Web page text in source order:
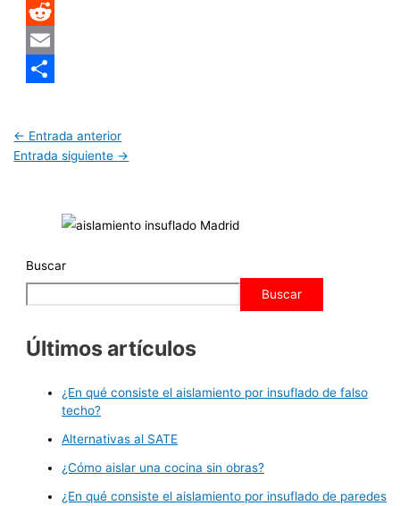
Tumblr
Reddit
Email
← Entrada anterior
Entrada siguiente →
Buscar
Buscar
Últimos artículos
¿En qué consiste el aislamiento por insuflado de falso
techo?
Alternativas al SATE
¿Cómo aislar una cocina sin obras?
¿En qué consiste el aislamiento por insuflado de paredes